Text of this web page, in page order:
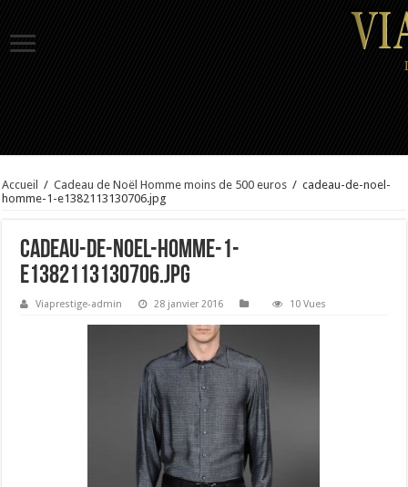
Accueil / Cadeau de Noël Homme moins de 500 euros / cadeau-de-noel-
homme-1-e1382113130706.jpg
cadeau-de-noel-homme-1-
e1382113130706.jpg
Viaprestige-admin 28 janvier 2016 10 Vues